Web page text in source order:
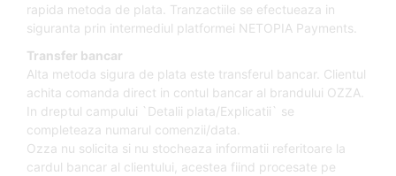
rapida metoda de plata. Tranzactiile se efectueaza in
siguranta prin intermediul platformei NETOPIA Payments.
Transfer bancar
Alta metoda sigura de plata este transferul bancar. Clientul
achita comanda direct in contul bancar al brandului OZZA.
In dreptul campului `Detalii plata/Explicatii` se
completeaza numarul comenzii/data.
Ozza nu solicita si nu stocheaza informatii referitoare la
cardul bancar al clientului, acestea fiind procesate pe